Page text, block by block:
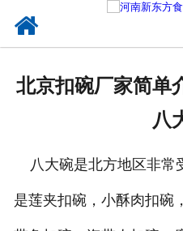
北京扣碗厂家简单
八
八大碗是北方地区非常
是莲夹扣碗，小酥肉扣碗